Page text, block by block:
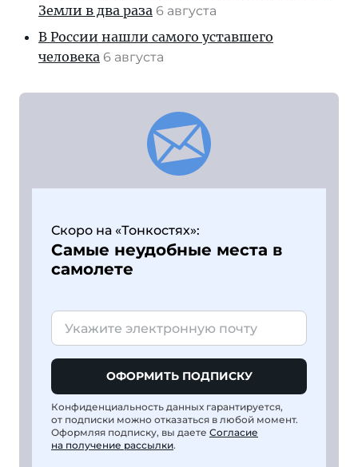
Земли в два раза 6 августа
В России нашли самого уставшего
человека 6 августа
Скоро на «Тонкостях»:
Самые неудобные места в
самолете
ОФОРМИТЬ ПОДПИСКУ
Конфиденциальность данных гарантируется,
от подписки можно отказаться в любой момент.
Оформляя подписку, вы даете Согласие
на получение рассылки.